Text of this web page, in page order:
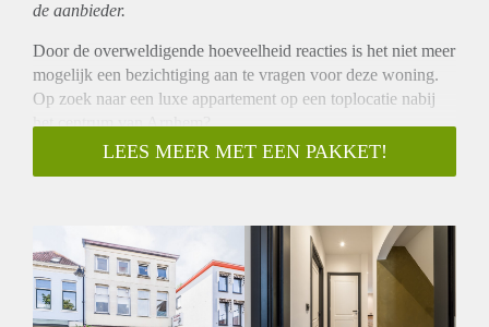
de aanbieder.
Door de overweldigende hoeveelheid reacties is het niet meer
mogelijk een bezichtiging aan te vragen voor deze woning.
Op zoek naar een luxe appartement op een toplocatie nabij
het centrum van Arnhem?
Per 1 augustus komt er een prachtig appartement vrij gelegen
aan de Klarendalsweg te Arnhem.
Ruime woonkamer, met open keuken welke is voorzien van
inbouwapparatuur zoals: koelkast, vriezer, combi-oven,
vaatwasser, inductie kookplaat en afzuigkap. Op deze
verdieping bevinden zich 2 slaapkamers. De nette badkamer
LEES MEER MET EEN PAKKET!